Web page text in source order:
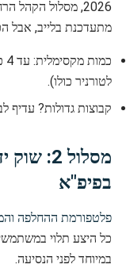
2026, מסלול
מתעדכנת בלייב, אבל
לטורניר כולו).
קבוצות גדולות? עדיף
מסלול
בפיפ"א
פלטפורמת ההחלפה
כל היצע תלוי
במיוחד לפני הנסיעה.